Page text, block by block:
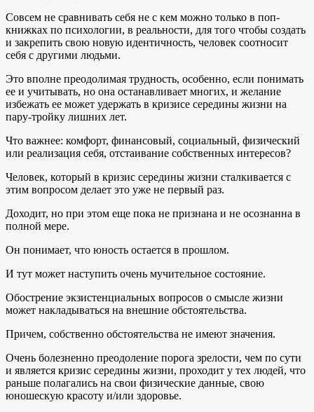
Совсем не сравнивать себя не с кем можно только в поп-
книжках по психологии, в реальности, для того чтобы создать
и закрепить свою новую идентичность, человек соотносит
себя с другими людьми.
Это вполне преодолимая трудность, особенно, если понимать
ее и учитывать, но она останавливает многих, и желание
избежать ее может удержать в кризисе середины жизни на
пару-тройку лишних лет.
Что важнее: комфорт, финансовый, социальный, физический
или реализация себя, отстаивание собственных интересов?
Человек, который в кризис середины жизни сталкивается с
этим вопросом делает это уже не первый раз.
Доходит, но при этом еще пока не признана и не осознанна в
полной мере.
Он понимает, что юность остается в прошлом.
И тут может наступить очень мучительное состояние.
Обострение экзистенциальных вопросов о смысле жизни
может накладываться на внешние обстоятельства.
Причем, собственно обстоятельства не имеют значения.
Очень болезненно преодоление порога зрелости, чем по сути
и является кризис середины жизни, проходит у тех людей, что
раньше полагались на свои физические данные, свою
юношескую красоту и/или здоровье.